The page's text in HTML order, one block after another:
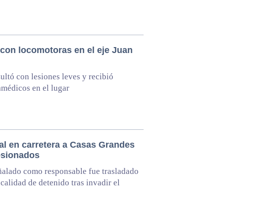
locomotoras en el eje Juan
con lesiones leves y recibió
en el lugar
en carretera a Casas Grandes
como responsable fue trasladado
de detenido tras invadir el